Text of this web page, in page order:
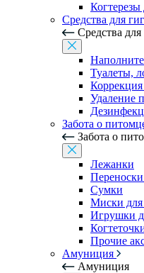
Средства для
Средства
Туалеты,
Удаление
Забота о
Забота о
Лежанки
Переноски
Сумки
Миски
Игрушки
Прочие
Амуниция
Амуниция